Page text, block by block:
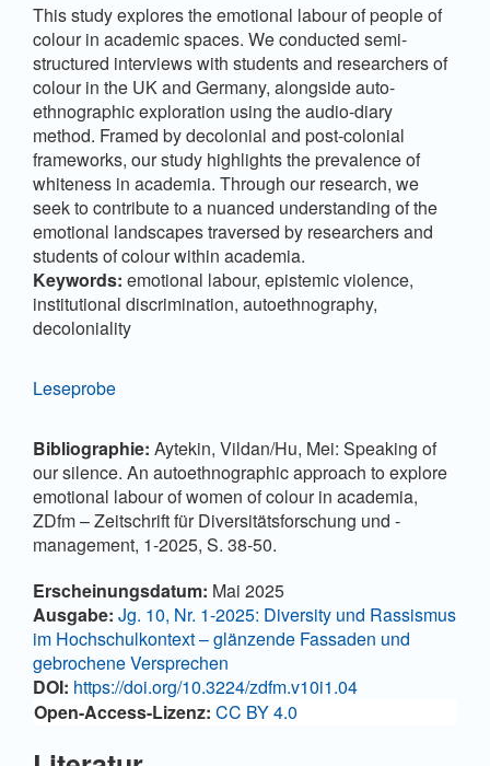
This study explores the emotional labour of people of
colour in academic spaces. We conducted semi-
structured interviews with students and researchers of
colour in the UK and Germany, alongside auto-
ethnographic exploration using the audio-diary
method. Framed by decolonial and post-colonial
frameworks, our study highlights the prevalence of
whiteness in academia. Through our research, we
seek to contribute to a nuanced understanding of the
emotional landscapes traversed by researchers and
students of colour within academia.
Keywords: emotional labour, epistemic violence,
institutional discrimination, autoethnography,
decoloniality
Leseprobe
Bibliographie: Aytekin, Vildan/Hu, Mei: Speaking of
our silence. An autoethnographic approach to explore
emotional labour of women of colour in academia,
ZDfm – Zeitschrift für Diversitätsforschung und -
management, 1-2025, S. 38-50.
Artikel-Details
Erscheinungsdatum: Mai 2025
Ausgabe: Jg. 10, Nr. 1-2025: Diversity und Rassismus
im Hochschulkontext – glänzende Fassaden und
gebrochene Versprechen
DOI: https://doi.org/10.3224/zdfm.v10i1.04
Open-Access-Lizenz: CC BY 4.0